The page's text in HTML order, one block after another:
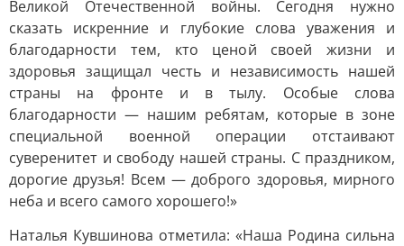
Великой Отечественной войны. Сегодня нужно
сказать искренние и глубокие слова уважения и
благодарности тем, кто ценой своей жизни и
здоровья защищал честь и независимость нашей
страны на фронте и в тылу. Особые слова
благодарности — нашим ребятам, которые в зоне
специальной военной операции отстаивают
суверенитет и свободу нашей страны. С праздником,
дорогие друзья! Всем — доброго здоровья, мирного
неба и всего самого хорошего!»
Наталья Кувшинова отметила: «Наша Родина сильна